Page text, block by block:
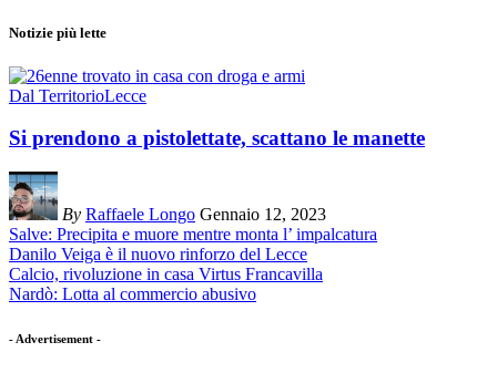
Notizie più lette
Dal TerritorioLecce
Si prendono a pistolettate, scattano le manette
By Raffaele Longo Gennaio 12, 2023
Salve: Precipita e muore mentre monta l’ impalcatura
Danilo Veiga è il nuovo rinforzo del Lecce
Calcio, rivoluzione in casa Virtus Francavilla
Nardò: Lotta al commercio abusivo
- Advertisement -